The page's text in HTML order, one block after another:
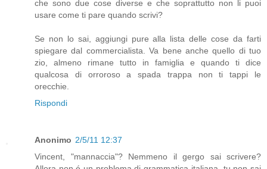
che sono due cose diverse e che soprattutto non li puoi
usare come ti pare quando scrivi?
Se non lo sai, aggiungi pure alla lista delle cose da farti
spiegare dal commercialista. Va bene anche quello di tuo
zio, almeno rimane tutto in famiglia e quando ti dice
qualcosa di orroroso a spada trappa non ti tappi le
orecchie.
Rispondi
Anonimo 2/5/11 12:37
Vincent, "mannaccia"? Nemmeno il gergo sai scrivere?